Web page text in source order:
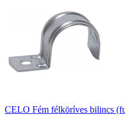
CELO Fém félköríves bilincs